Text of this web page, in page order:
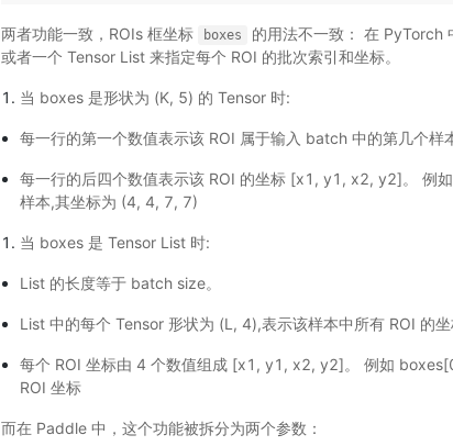
两者功能一致，ROIs 框坐标 boxes
的用法不一致： 在 PyTorch
或者一个 Tensor List 来指定每个 ROI 的批次索引和坐标。
当 boxes 是形状为 (K, 5) 的 Tensor 时:
每一行的第一个数值表示该 ROI 属于输入 batch 中的第几个样
每一行的后四个数值表示该 ROI 的坐标 [x1, y1, x2, y2]。 例
样本,其坐标为 (4, 4, 7, 7)
当 boxes 是 Tensor List 时:
List 的长度等于 batch size。
List 中的每个 Tensor 形状为 (L, 4),表示该样本中所有 ROI 的坐
每个 ROI 坐标由 4 个数值组成 [x1, y1, x2, y2]。 例如
ROI 坐标
而在 Paddle 中，这个功能被拆分为两个参数：